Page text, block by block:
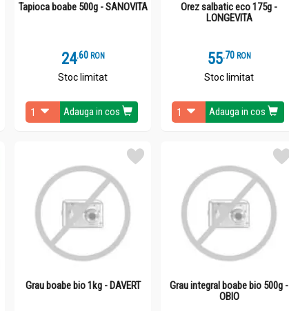
Tapioca boabe 500g - SANOVITA
24.6 RON
Stoc limitat
Adauga in cos
Orez salbatic eco 175g -
LONGEVITA
55.7 RON
Stoc limitat
Adauga in cos
Grau boabe bio 1kg - DAVERT
Grau integral boabe bio 500g -
OBIO